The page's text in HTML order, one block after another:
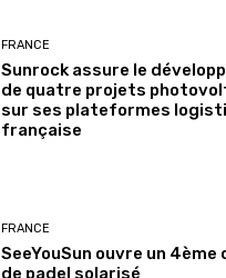
FRANCE
Sunrock assure le
de quatre projets
sur ses plateformes
française
FRANCE
SeeYouSun ouvre un 4ème
de padel solarisé